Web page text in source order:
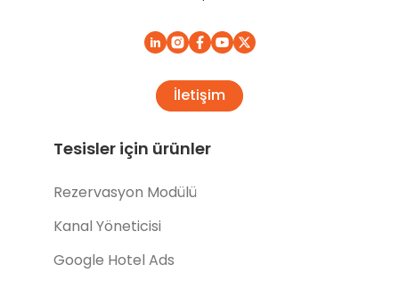
İletişim
Tesisler için ürünler
Rezervasyon Modülü
Kanal Yöneticisi
Google Hotel Ads